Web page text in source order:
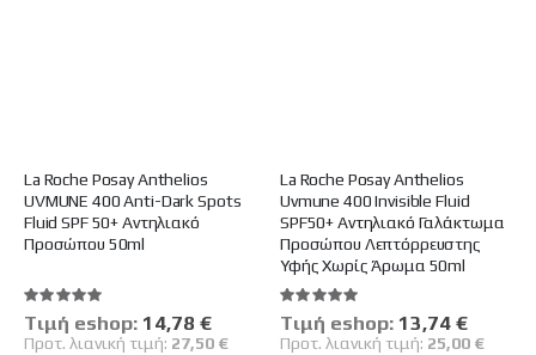
La Roche Posay Anthelios
UVMUNE 400 Anti-Dark Spots
Fluid SPF 50+ Αντηλιακό
Προσώπου 50ml
Βαθμολογία:
100%
Tιμή eshop: Ειδική
Τιμή
14,78 €
Προτ. λιανική τιμή: 27,50 €
La Roche Posay Anthelios
Uvmune 400 Invisible Fluid
SPF50+ Αντηλιακό Γαλάκτωμα
Προσώπου Λεπτόρρευστης
Υφής Χωρίς Άρωμα 50ml
Βαθμολογία:
100%
Tιμή eshop: Ειδική
Τιμή
13,74 €
Προτ. λιανική τιμή: 25,00 €